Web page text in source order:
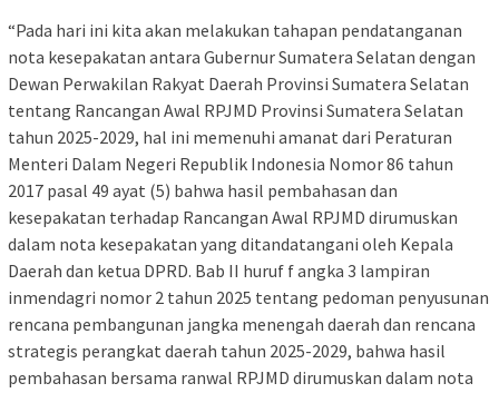
“Pada hari ini kita akan melakukan tahapan pendatanganan
nota kesepakatan antara Gubernur Sumatera Selatan dengan
Dewan Perwakilan Rakyat Daerah Provinsi Sumatera Selatan
tentang Rancangan Awal RPJMD Provinsi Sumatera Selatan
tahun 2025-2029, hal ini memenuhi amanat dari Peraturan
Menteri Dalam Negeri Republik Indonesia Nomor 86 tahun
2017 pasal 49 ayat (5) bahwa hasil pembahasan dan
kesepakatan terhadap Rancangan Awal RPJMD dirumuskan
dalam nota kesepakatan yang ditandatangani oleh Kepala
Daerah dan ketua DPRD. Bab II huruf f angka 3 lampiran
inmendagri nomor 2 tahun 2025 tentang pedoman penyusunan
rencana pembangunan jangka menengah daerah dan rencana
strategis perangkat daerah tahun 2025-2029, bahwa hasil
pembahasan bersama ranwal RPJMD dirumuskan dalam nota